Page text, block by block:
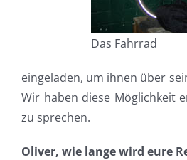
Das Fahrrad
eingeladen, um ihnen über
Wir haben diese Möglichkeit
zu sprechen.
Oliver, wie lange wird eure